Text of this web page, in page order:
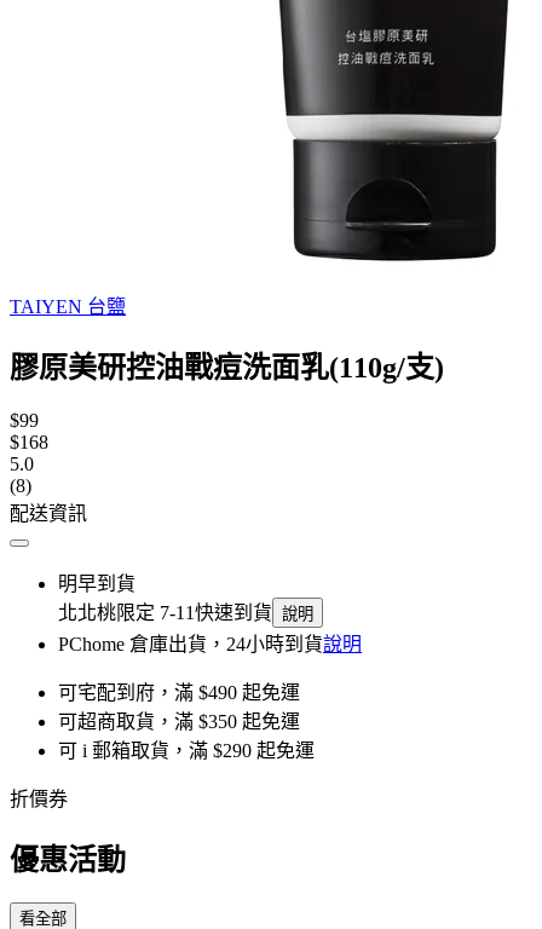
TAIYEN 台鹽
膠原美研控油戰痘洗面乳(110g/支)
$99
$168
5.0
(8)
配送資訊
明早到貨
北北桃限定 7-11快速到貨 說明
PChome 倉庫出貨，24小時到貨說明
可宅配到府，滿 $490 起免運
可超商取貨，滿 $350 起免運
可 i 郵箱取貨，滿 $290 起免運
折價券
優惠活動
看全部